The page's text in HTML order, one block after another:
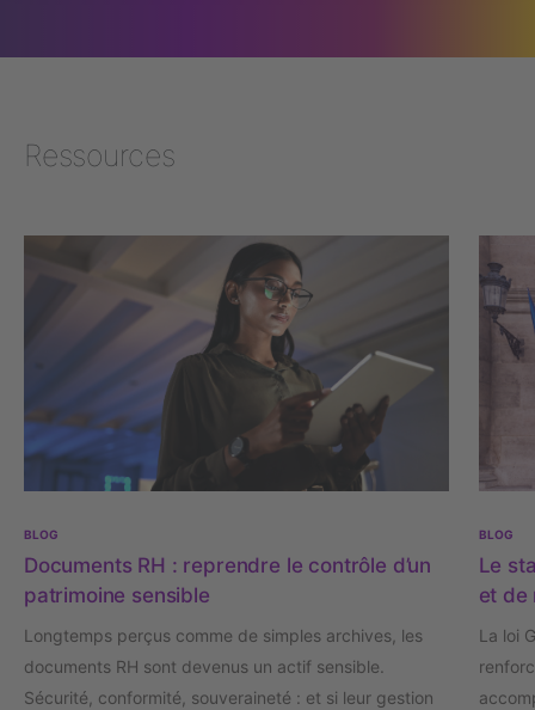
Ressources
BLOG
Documents RH : reprendre le contrôle d’un
patrimoine sensible
Longtemps perçus comme de simples archives, les
documents RH sont devenus un actif sensible.
Sécurité, conformité, souveraineté : et si leur gestion
BLOG
Le
et de
La loi